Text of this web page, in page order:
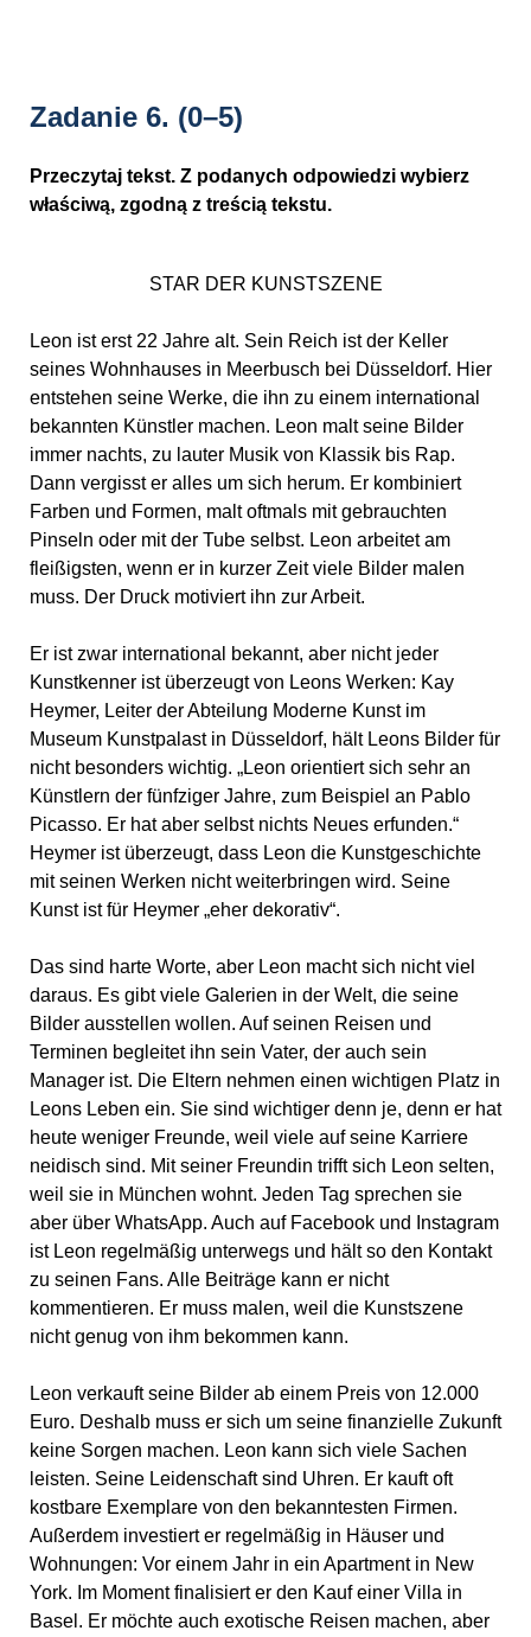
Zadanie 6. (0–5)
Przeczytaj tekst. Z podanych odpowiedzi wybierz
właściwą, zgodną z treścią tekstu.
STAR DER KUNSTSZENE
Leon ist erst 22 Jahre alt. Sein Reich ist der Keller
seines Wohnhauses in Meerbusch bei Düsseldorf. Hier
entstehen seine Werke, die ihn zu einem international
bekannten Künstler machen. Leon malt seine Bilder
immer nachts, zu lauter Musik von Klassik bis Rap.
Dann vergisst er alles um sich herum. Er kombiniert
Farben und Formen, malt oftmals mit gebrauchten
Pinseln oder mit der Tube selbst. Leon arbeitet am
fleißigsten, wenn er in kurzer Zeit viele Bilder malen
muss. Der Druck motiviert ihn zur Arbeit.
Er ist zwar international bekannt, aber nicht jeder
Kunstkenner ist überzeugt von Leons Werken: Kay
Heymer, Leiter der Abteilung Moderne Kunst im
Museum Kunstpalast in Düsseldorf, hält Leons Bilder für
nicht besonders wichtig. „Leon orientiert sich sehr an
Künstlern der fünfziger Jahre, zum Beispiel an Pablo
Picasso. Er hat aber selbst nichts Neues erfunden.“
Heymer ist überzeugt, dass Leon die Kunstgeschichte
mit seinen Werken nicht weiterbringen wird. Seine
Kunst ist für Heymer „eher dekorativ“.
Das sind harte Worte, aber Leon macht sich nicht viel
daraus. Es gibt viele Galerien in der Welt, die seine
Bilder ausstellen wollen. Auf seinen Reisen und
Terminen begleitet ihn sein Vater, der auch sein
Manager ist. Die Eltern nehmen einen wichtigen Platz in
Leons Leben ein. Sie sind wichtiger denn je, denn er hat
heute weniger Freunde, weil viele auf seine Karriere
neidisch sind. Mit seiner Freundin trifft sich Leon selten,
weil sie in München wohnt. Jeden Tag sprechen sie
aber über WhatsApp. Auch auf Facebook und Instagram
ist Leon regelmäßig unterwegs und hält so den Kontakt
zu seinen Fans. Alle Beiträge kann er nicht
kommentieren. Er muss malen, weil die Kunstszene
nicht genug von ihm bekommen kann.
Leon verkauft seine Bilder ab einem Preis von 12.000
Euro. Deshalb muss er sich um seine finanzielle Zukunft
keine Sorgen machen. Leon kann sich viele Sachen
leisten. Seine Leidenschaft sind Uhren. Er kauft oft
kostbare Exemplare von den bekanntesten Firmen.
Außerdem investiert er regelmäßig in Häuser und
Wohnungen: Vor einem Jahr in ein Apartment in New
York. Im Moment finalisiert er den Kauf einer Villa in
Basel. Er möchte auch exotische Reisen machen, aber